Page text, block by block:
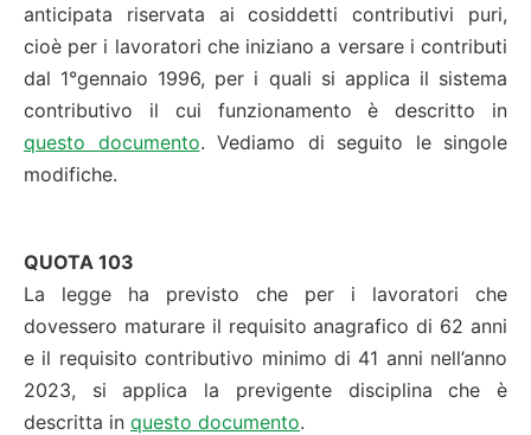
anticipata riservata ai cosiddetti contributivi puri,
cioè per i lavoratori che iniziano a versare i contributi
dal 1°gennaio 1996, per i quali si applica il sistema
contributivo il cui funzionamento è descritto in
questo documento. Vediamo di seguito le singole
modifiche.
QUOTA 103
La legge ha previsto che per i lavoratori che
dovessero maturare il requisito anagrafico di 62 anni
e il requisito contributivo minimo di 41 anni nell’anno
2023, si applica la previgente disciplina che è
descritta in questo documento.